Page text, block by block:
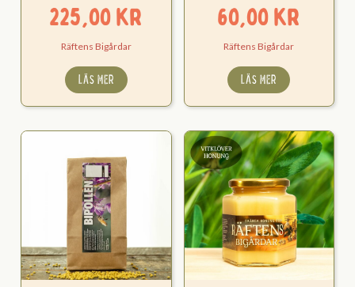
225,00kr
Räftens Bigårdar
LÄS MER
60,00kr
Räftens Bigårdar
LÄS MER